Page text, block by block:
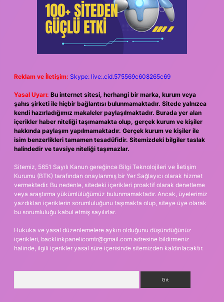
Reklam ve İletişim: Skype: live:.cid.575569c608265c69
Yasal Uyarı: Bu internet sitesi, herhangi bir marka, kurum veya
şahıs şirketi ile hiçbir bağlantısı bulunmamaktadır. Sitede yalnızca
kendi hazırladığımız makaleler paylaşılmaktadır. Burada yer alan
içerikler haber niteliği taşımamakta olup, gerçek kurum ve kişiler
hakkında paylaşım yapılmamaktadır. Gerçek kurum ve kişiler ile
isim benzerlikleri tamamen tesadüfidir. Sitemizdeki bilgiler taslak
halindedir ve tavsiye niteliği taşımazlar.
Sitemiz, 5651 Sayılı Kanun gereğince Bilgi Teknolojileri ve İletişim
Kurumu (BTK) tarafından onaylanmış bir Yer Sağlayıcı olarak hizmet
vermektedir. Bu nedenle, sitedeki içerikleri proaktif olarak denetleme
veya araştırma yükümlülüğümüz bulunmamaktadır. Ancak, üyelerimiz
yazdıkları içeriklerin sorumluluğunu taşımakta olup, siteye üye olarak
bu sorumluluğu kabul etmiş sayılırlar.
Hukuka ve yasal düzenlemelere aykırı olduğunu düşündüğünüz
içerikleri, backlinkpanelicomtr@gmail.com adresine bildirmeniz
halinde, ilgili içerikler yasal süre içerisinde sitemizden kaldırılacaktır.